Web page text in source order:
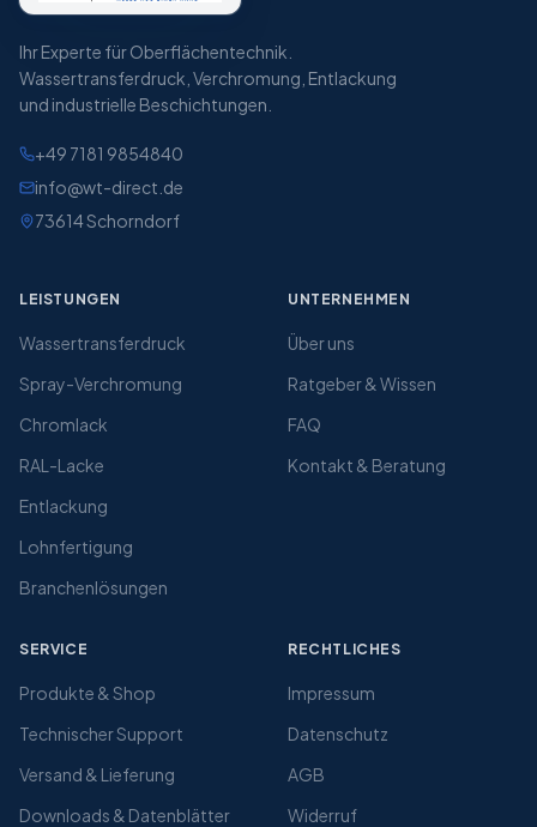
Ihr Experte für Oberflächentechnik.
Wassertransferdruck, Verchromung, Entlackung
und industrielle Beschichtungen.
+49 7181 9854840
info@wt-direct.de
73614Schorndorf
LEISTUNGEN
Wassertransferdruck
Spray-Verchromung
Chromlack
RAL-Lacke
Entlackung
Lohnfertigung
Branchenlösungen
UNTERNEHMEN
Über uns
Ratgeber & Wissen
FAQ
Kontakt & Beratung
SERVICE
Produkte & Shop
Technischer Support
Versand & Lieferung
Downloads & Datenblätter
RECHTLICHES
Impressum
Datenschutz
AGB
Widerruf